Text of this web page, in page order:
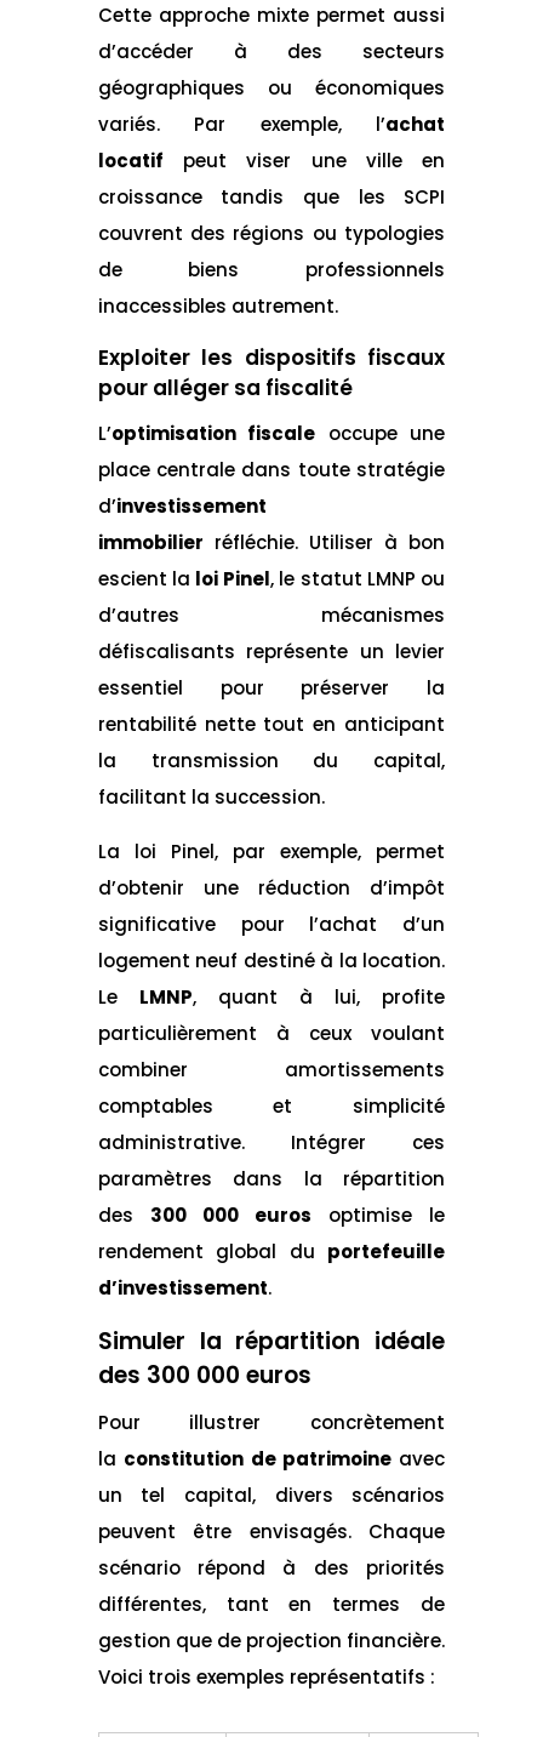
Cette approche mixte permet aussi
d’accéder à des secteurs
géographiques ou économiques
variés. Par exemple, l’achat
locatif
peut viser une ville en
croissance tandis que les SCPI
couvrent des régions ou typologies
de biens professionnels
inaccessibles autrement.
Exploiter les dispositifs fiscaux
pour alléger sa fiscalité
L’optimisation fiscale occupe une
place centrale dans toute stratégie
d’investissement
immobilier réfléchie. Utiliser à bon
escient la loi Pinel, le statut LMNP ou
d’autres mécanismes
défiscalisants représente un levier
essentiel pour préserver la
rentabilité nette tout en anticipant
la transmission du capital,
facilitant la succession.
La loi Pinel, par exemple, permet
d’obtenir une réduction d’impôt
significative pour l’achat d’un
logement neuf destiné à la location.
Le
LMNP, quant à lui, profite
particulièrement à ceux voulant
combiner amortissements
comptables et simplicité
administrative. Intégrer ces
paramètres dans la répartition
des
300 000 euros
optimise le
rendement global du portefeuille
d’investissement.
Simuler la répartition idéale
des 300 000 euros
Pour illustrer concrètement
la constitution de patrimoine avec
un tel capital, divers scénarios
peuvent être envisagés. Chaque
scénario répond à des priorités
différentes, tant en termes de
gestion que de projection financière.
Voici trois exemples représentatifs :